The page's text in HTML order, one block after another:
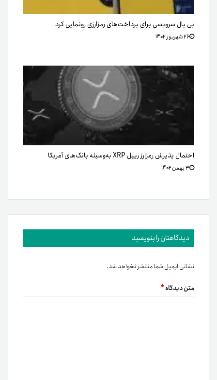
پی پال سرویسی برای پرداخت‌های رمزارزی رونمایی کرد
۲۶ شهریور ۱۴۰۲
احتمال پذیرش رمزارز ریپل XRP به‌وسیله بانک‌های آمریکا
۳ بهمن ۱۴۰۲
دیدگاهتان را بنویسید
نشانی ایمیل شما منتشر نخواهد شد.
متن دیدگاه*